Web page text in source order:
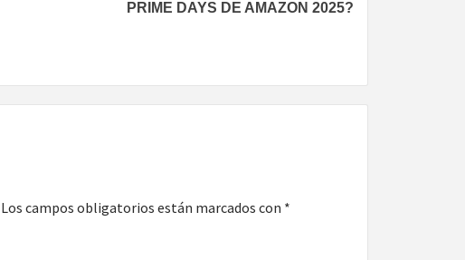
PRIME DAYS DE AMAZON 2025?
Los campos obligatorios están marcados con *